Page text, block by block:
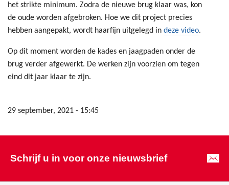
het strikte minimum. Zodra de nieuwe brug klaar was, kon
de oude worden afgebroken. Hoe we dit project precies
hebben aangepakt, wordt haarfijn uitgelegd in deze video.
Op dit moment worden de kades en jaagpaden onder de
brug verder afgewerkt. De werken zijn voorzien om tegen
eind dit jaar klaar te zijn.
29 september, 2021 - 15:45
Schrijf u in voor onze nieuwsbrief